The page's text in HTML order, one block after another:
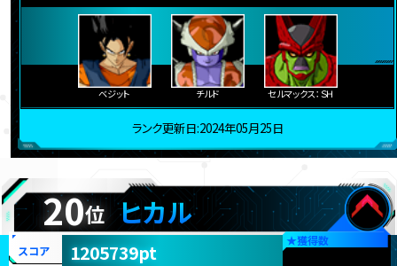
ベジット チルド セルマックス：ＳＨ
ランク更新日:2024年05月25日
20位 ヒカル
★獲得数
スコア 1205739pt